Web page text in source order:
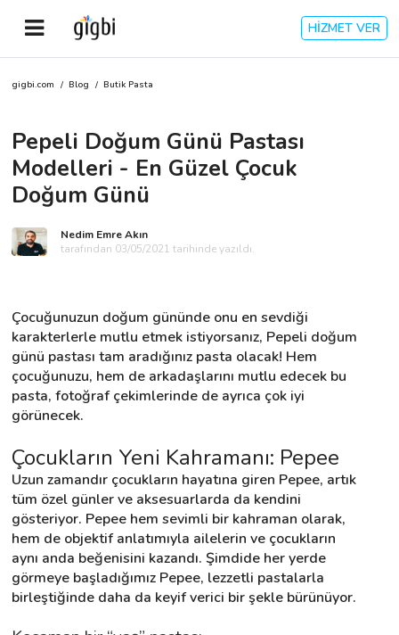
HİZMET VER
Anasayfa
Giriş Yap
Kayıt Ol
Kategoriler
Biz Kimiz?
🧐 Nasıl Çalışır?
🌟 Müşteri Değerlendirmeleri
Destek
İletişim
Kariyer
Blog
gigbi.com / Blog / Butik Pasta
Pepeli Doğum Günü Pastası
Modelleri - En Güzel Çocuk
Doğum Günü
Nedim Emre Akın
tarafından 03/05/2021 tarihinde yazıldı.
Çocuğunuzun doğum gününde onu en sevdiği
karakterlerle mutlu etmek istiyorsanız, Pepeli doğum
günü pastası tam aradığınız pasta olacak! Hem
çocuğunuzu, hem de arkadaşlarını mutlu edecek bu
pasta, fotoğraf çekimlerinde de ayrıca çok iyi
görünecek.
Çocukların Yeni Kahramanı: Pepee
Uzun zamandır çocukların hayatına giren Pepee, artık
tüm özel günler ve aksesuarlarda da kendini
gösteriyor. Pepee hem sevimli bir kahraman olarak,
hem de objektif anlatımıyla ailelerin ve çocukların
aynı anda beğenisini kazandı. Şimdide her yerde
görmeye başladığımız Pepee, lezzetli pastalarla
birleştiğinde daha da keyif verici bir şekle bürünüyor.